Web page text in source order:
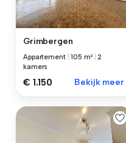
Grimbergen
Appartement |105 m² |2
kamers
€ 1.150 Bekijk meer